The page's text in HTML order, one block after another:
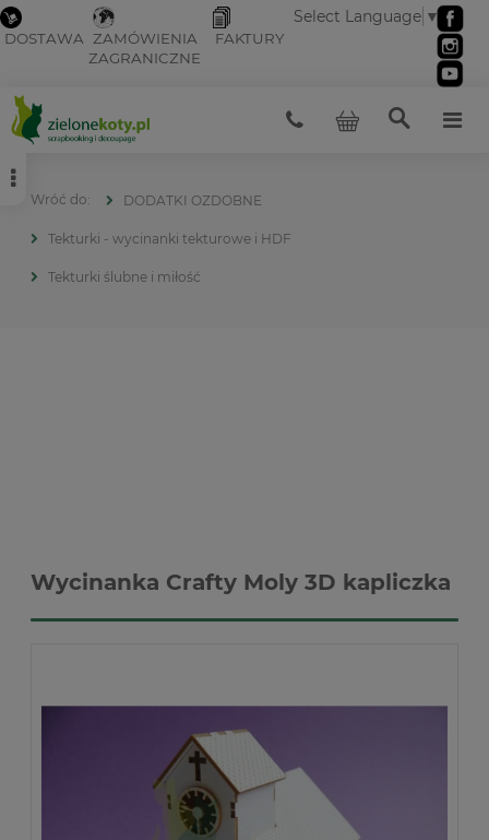
DOSTAWA ZAMÓWIENIA
ZAGRANICZNE
FAKTURY
Select Language ▼
DODATKI OZDOBNE
Tekturki - wycinanki tekturowe i HDF
Tekturki ślubne i miłość
Wycinanka Crafty Moly 3D kapliczka